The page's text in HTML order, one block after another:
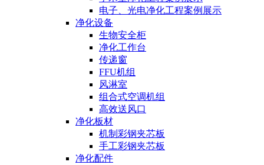
电子、光电净化工程案例展示
净化设备
生物安全柜
净化工作台
传递窗
FFU机组
风淋室
组合式空调机组
高效送风口
净化板材
机制彩钢夹芯板
手工彩钢夹芯板
净化配件